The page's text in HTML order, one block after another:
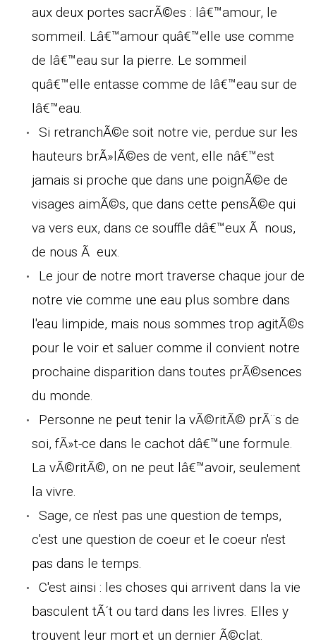
aux deux portes sacrÃ©es : lâ€™amour, le
sommeil. Lâ€™amour quâ€™elle use comme
de lâ€™eau sur la pierre. Le sommeil
quâ€™elle entasse comme de lâ€™eau sur de
lâ€™eau.
Si retranchÃ©e soit notre vie, perdue sur les
hauteurs brÃ»lÃ©es de vent, elle nâ€™est
jamais si proche que dans une poignÃ©e de
visages aimÃ©s, que dans cette pensÃ©e qui
va vers eux, dans ce souffle dâ€™eux Ã nous,
de nous Ã eux.
Le jour de notre mort traverse chaque jour de
notre vie comme une eau plus sombre dans
l'eau limpide, mais nous sommes trop agitÃ©s
pour le voir et saluer comme il convient notre
prochaine disparition dans toutes prÃ©sences
du monde.
Personne ne peut tenir la vÃ©ritÃ© prÃ¨s de
soi, fÃ»t-ce dans le cachot dâ€™une formule.
La vÃ©ritÃ©, on ne peut lâ€™avoir, seulement
la vivre.
Sage, ce n'est pas une question de temps,
c'est une question de coeur et le coeur n'est
pas dans le temps.
C'est ainsi : les choses qui arrivent dans la vie
basculent tÃ´t ou tard dans les livres. Elles y
trouvent leur mort et un dernier Ã©clat.